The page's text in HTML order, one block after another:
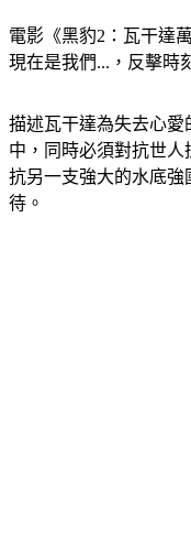
電影《黑豹2：瓦干達
現在是我們...，反擊時
描述瓦干達為失去心
中，同時必須對抗世
抗另一支強大的水底
待。